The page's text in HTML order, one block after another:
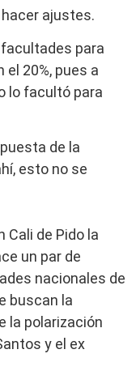
ajustes.
para
20%, pues a
lo facultó para
de la
esto no se
Cali de Pido la
un par de
nacionales de
buscan la
la polarización
y el ex